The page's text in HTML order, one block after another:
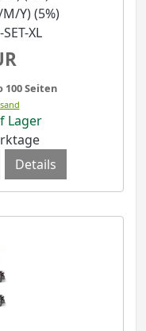
Y) (5%)
XL
100 Seiten
Lager
Details